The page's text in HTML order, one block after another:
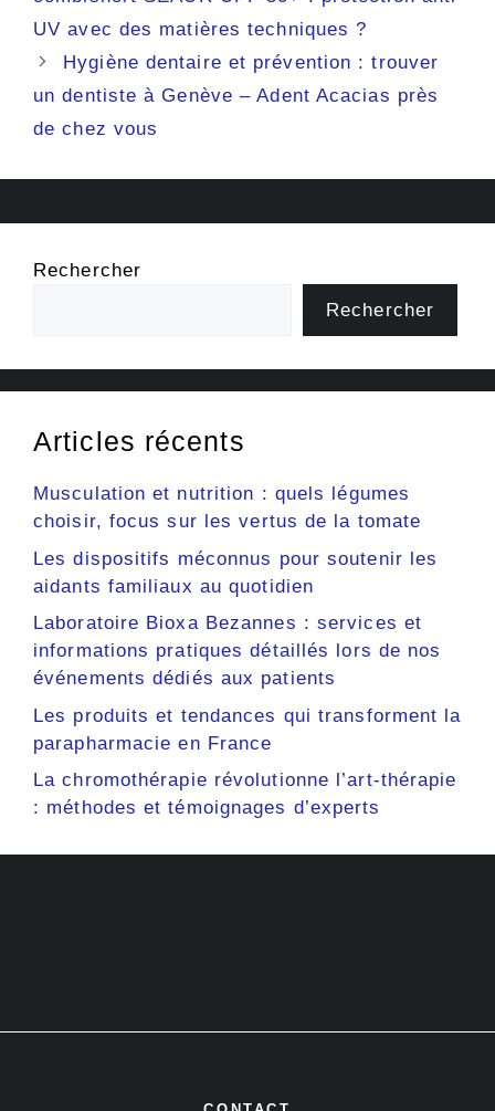
UV avec des matières techniques ?
Hygiène dentaire et prévention : trouver
un dentiste à Genève – Adent Acacias près
de chez vous
Rechercher
Rechercher
Articles récents
Musculation et nutrition : quels légumes
choisir, focus sur les vertus de la tomate
Les dispositifs méconnus pour soutenir les
aidants familiaux au quotidien
Laboratoire Bioxa Bezannes : services et
informations pratiques détaillés lors de nos
événements dédiés aux patients
Les produits et tendances qui transforment la
parapharmacie en France
La chromothérapie révolutionne l’art-thérapie
: méthodes et témoignages d’experts